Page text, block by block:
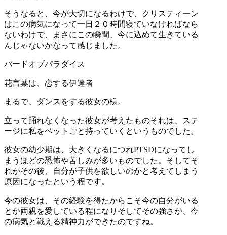
そうなると、今が大切になるわけで、クリスティーン
はこの病気になって一日２０時間寝ていなければなら
ないわけで、まさにこの瞬間、今に込めて生きている
んじゃないかなって感じました。
バードオブパラダイス
花言葉は、恋する伊達者
まるで、ダンスをする彼女の様。
立って踊れなくなった彼女が考えたものそれは、ステ
ージに私をベットごと持っていくというものでした。
彼女の幼少期は、大きくなるにつれPTSDになってし
まうほどの恐怖や苦しみが多いものでした。そしてそ
れがその後、自分が子供を欲しいのかと考えてしまう
原因になったという程です。
今の彼女は、その経験を得たからこそ今の自分がいる
とか両親を愛している程になりそしてその強さが、今
の病気と戦える精神力ができたのですね。